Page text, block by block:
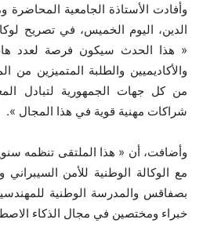
وأفادت الأستاذة الجامعية
الدين، اليوم الخميس، في تصريح
« هذا الحدث سيكون فرصة لعدد هام
والأكاديميين والطلبة المتميزين من
من كل جهات الجمهورية لتبادل
شراكات مهنية قوية في هذا المجال ».
وأضافت، أن « هذا الملتقى تنظمه
مع الوكالة الوطنية للأمن
بصفاقس والمدرسة الوطنية
خبراء ومختصين في مجال الذكاء